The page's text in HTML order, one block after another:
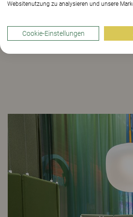
Websitenutzung zu analysieren und unsere
Cookie-Einstellungen